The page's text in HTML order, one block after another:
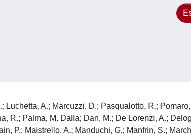
A.; Marcuzzi, D.; Pasqualotto, R.;
R.; Palma, M. Dalla; Dan, M.; De Lorenzi, A.;
P.; Maistrello, A.; Manduchi, G.; Manfrin, S.;